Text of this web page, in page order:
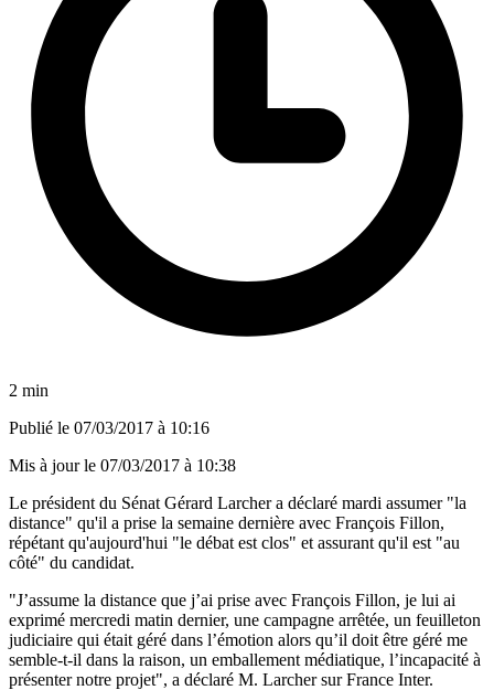
2 min
Publié le 07/03/2017 à 10:16
Mis à jour le 07/03/2017 à 10:38
Le président du Sénat Gérard Larcher a déclaré mardi assumer "la
distance" qu'il a prise la semaine dernière avec François Fillon,
répétant qu'aujourd'hui "le débat est clos" et assurant qu'il est "au
côté" du candidat.
"J’assume la distance que j’ai prise avec François Fillon, je lui ai
exprimé mercredi matin dernier, une campagne arrêtée, un feuilleton
judiciaire qui était géré dans l’émotion alors qu’il doit être géré me
semble-t-il dans la raison, un emballement médiatique, l’incapacité à
présenter notre projet", a déclaré M. Larcher sur France Inter.